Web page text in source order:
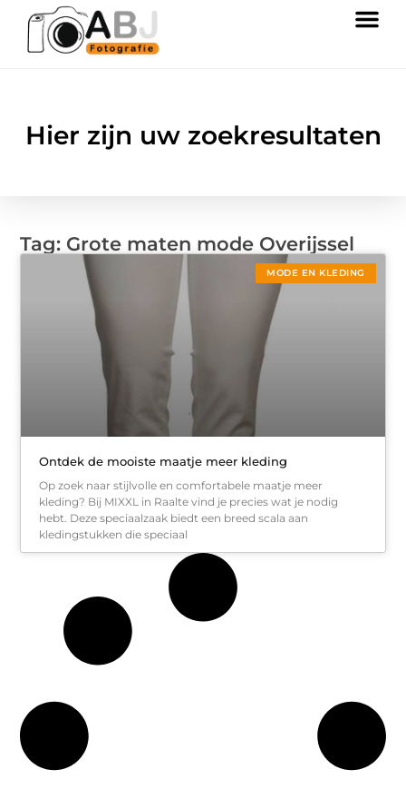
Hier zijn uw zoekresultaten
Tag: Grote maten mode Overijssel
MODE EN KLEDING
Ontdek de mooiste maatje meer kleding
Op zoek naar stijlvolle en comfortabele maatje meer
kleding? Bij MIXXL in Raalte vind je precies wat je nodig
hebt. Deze speciaalzaak biedt een breed scala aan
kledingstukken die speciaal